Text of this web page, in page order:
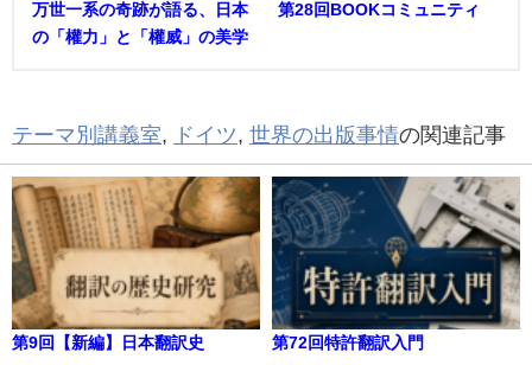
万世一系の奇跡が語る、日本
の「權力」と「權威」の美学
第28回BOOKコミュニティ
テーマ別講義室, ドイツ, 世界の出版事情の関連記事
第9回【新編】日本翻訳史 第72回特許翻訳入門